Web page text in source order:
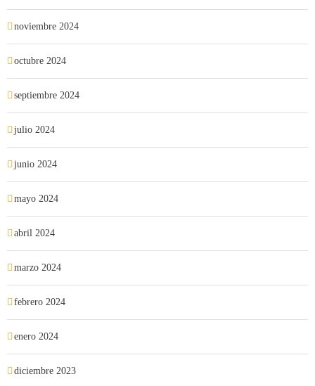
noviembre 2024
octubre 2024
septiembre 2024
julio 2024
junio 2024
mayo 2024
abril 2024
marzo 2024
febrero 2024
enero 2024
diciembre 2023